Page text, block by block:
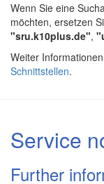
Wenn Sie eine
möchten, ersetzen
"sru.k10plus.de",
Weiter
Schnittstellen.
Service
Further